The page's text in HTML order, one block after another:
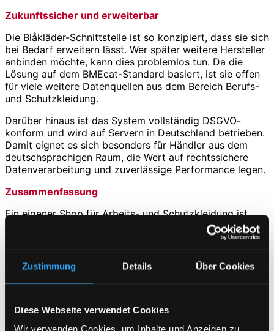
Zustimmung Details Über Cookies
Diese Webseite verwendet Cookies
Wir verwenden Cookies, um Inhalte und Anzeigen zu
Zukunftssicher und erweiterbar
Die Blåkläder-Schnittstelle ist so konzipiert, dass sie sich
bei Bedarf erweitern lässt. Wer später weitere Hersteller
anbinden möchte, kann dies problemlos tun. Da die
Lösung auf dem BMEcat-Standard basiert, ist sie offen
für viele weitere Datenquellen aus dem Bereich Berufs-
und Schutzkleidung.
Darüber hinaus ist das System vollständig DSGVO-
konform und wird auf Servern in Deutschland betrieben.
Damit eignet es sich besonders für Händler aus dem
deutschsprachigen Raum, die Wert auf rechtssichere
Datenverarbeitung und zuverlässige Performance legen.
Zusammenfassung
Ein eigener Shop für Arbeits- und Schutzkleidung ist
heute für viele Händler ein wichtiger Wettbewerbsvorteil.
Mit der Blåkläder Import Schnittstelle steht eine
automatisch und ohne Pflegeaufwand in den Shop zu
übernehmen. Sie spart Zeit, reduziert Fehlerquellen und
schafft die Grundlage für einen modernen, effizienten